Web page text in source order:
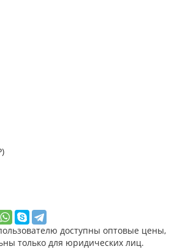
доступны оптовые цены,
только для юридических лиц.